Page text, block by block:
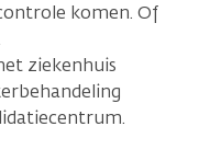
komen. Of
ziekenhuis